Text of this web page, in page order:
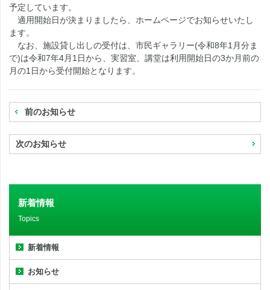
予定しています。
適用開始日が決まりましたら、ホームページでお知らせいたし
ます。
なお、施設貸し出しの受付は、市民ギャラリー(令和8年1月分ま
で)は令和7年4月1日から、実習室、講堂は利用開始日の3か月前の
月の1日から受付開始となります。
前のお知らせ
次のお知らせ
新着情報
Topics
新着情報
お知らせ